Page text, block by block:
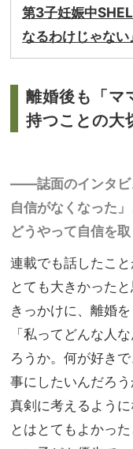
第3子妊娠中
なるわけじゃない
離婚後も「マ
持つことの大
——誌面のインタビ
自信がなくなった
どうやって自信を
連載でも話したこ
とても大きかった
きっかけに、離婚
「私ってどんな人
ろうか。何が好き
事にしたいんだろ
真剣に考えるよう
とはとてもよかっ